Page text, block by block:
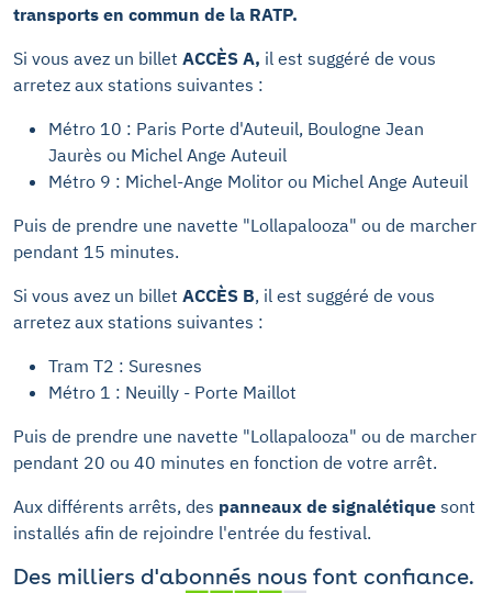
transports en commun de la RATP.
Si vous avez un billet ACCÈS A, il est suggéré de vous
arretez aux stations suivantes :
Métro 10 : Paris Porte d'Auteuil, Boulogne Jean
Jaurès ou Michel Ange Auteuil
Métro 9 : Michel-Ange Molitor ou Michel Ange Auteuil
Puis de prendre une navette "Lollapalooza" ou de marcher
pendant 15 minutes.
Si vous avez un billet ACCÈS B, il est suggéré de vous
arretez aux stations suivantes :
Tram T2 : Suresnes
Métro 1 : Neuilly - Porte Maillot
Puis de prendre une navette "Lollapalooza" ou de marcher
pendant 20 ou 40 minutes en fonction de votre arrêt.
Aux différents arrêts, des panneaux de signalétique sont
installés afin de rejoindre l'entrée du festival.
Des milliers d'abonnés nous font confiance.